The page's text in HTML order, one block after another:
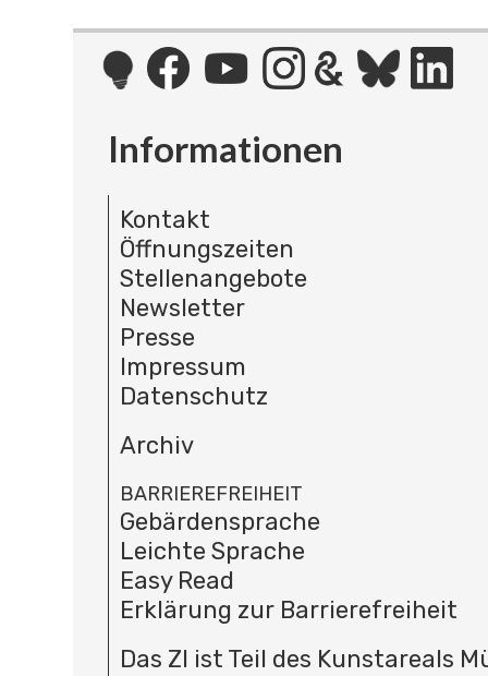
Informationen
Kontakt
Öffnungszeiten
Stellenangebote
Newsletter
Presse
Impressum
Datenschutz
Archiv
BARRIEREFREIHEIT
Gebärdensprache
Leichte Sprache
Easy Read
Erklärung zur Barrierefreiheit
Das ZI ist Teil des Kunstareals